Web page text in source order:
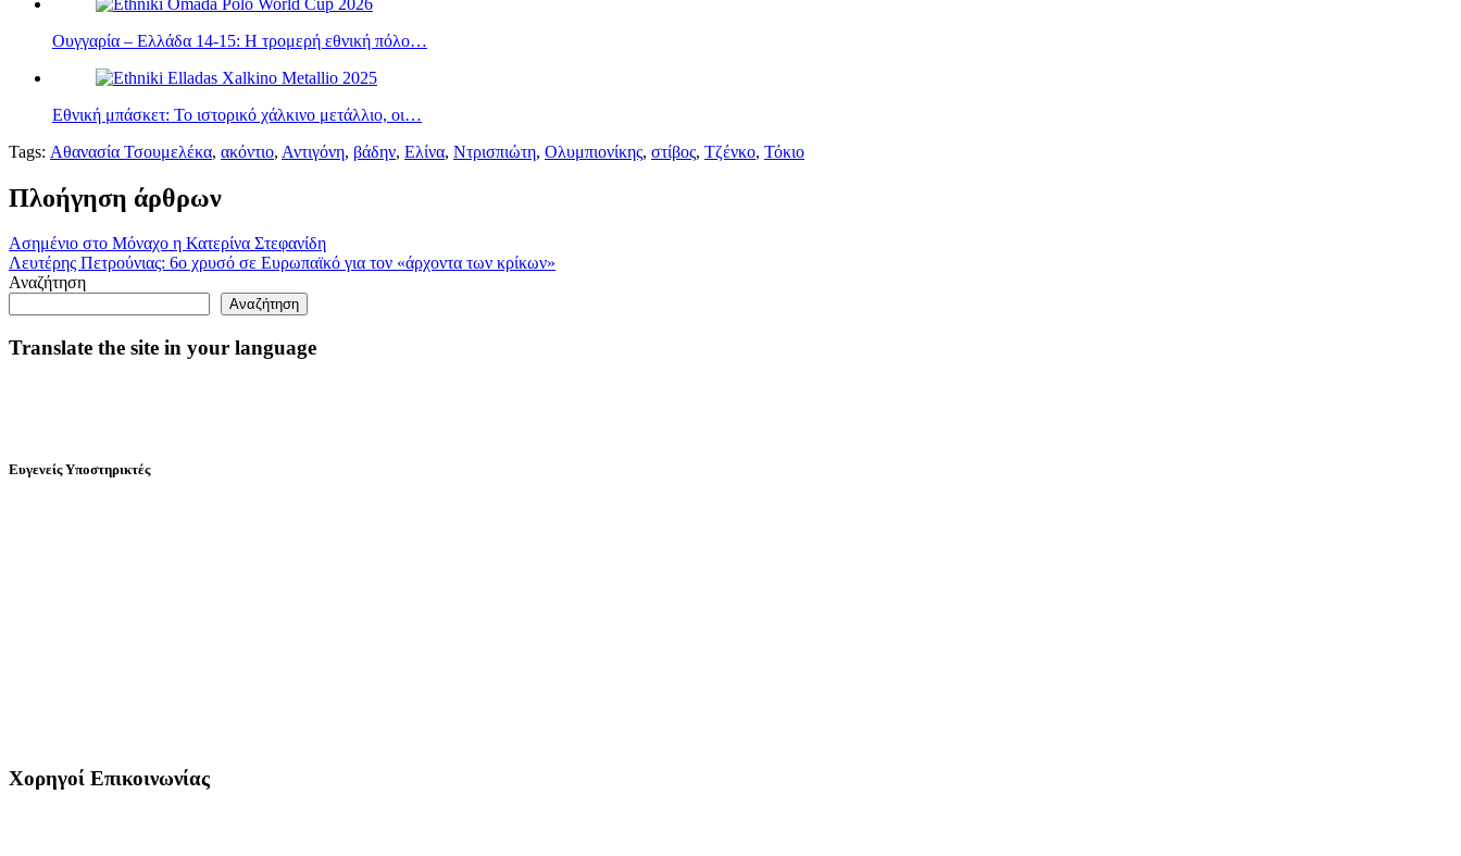
Ουγγαρία – Ελλάδα 14-15: Η τρομερή εθνική πόλο…
Εθνική μπάσκετ: Το ιστορικό χάλκινο μετάλλιο, οι…
Tags: Αθανασία Τσουμελέκα, ακόντιο, Αντιγόνη, βάδην, Ελίνα, Ντρισπιώτη, Ολυμπιονίκης, στίβος, Τζένκο, Τόκιο
Πλοήγηση άρθρων
Ασημένιο στο Μόναχο η Κατερίνα Στεφανίδη
Λευτέρης Πετρούνιας: 6ο χρυσό σε Ευρωπαϊκό για τον «άρχοντα των κρίκων»
Αναζήτηση
Αναζήτηση
Translate the site in your language
Ευγενείς Υποστηρικτές
Χορηγοί Επικοινωνίας